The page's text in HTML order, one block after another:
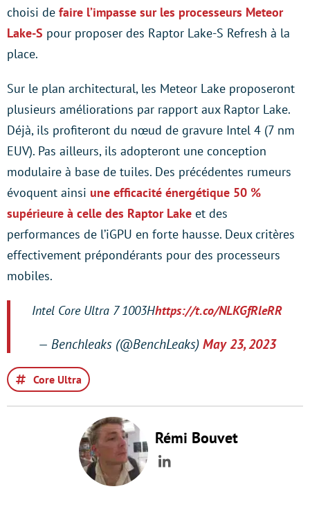
choisi de faire l’impasse sur les processeurs Meteor
Lake-S pour proposer des Raptor Lake-S Refresh à la
place.
Sur le plan architectural, les Meteor Lake proposeront
plusieurs améliorations par rapport aux Raptor Lake.
Déjà, ils profiteront du nœud de gravure Intel 4 (7 nm
EUV). Pas ailleurs, ils adopteront une conception
modulaire à base de tuiles. Des précédentes rumeurs
évoquent ainsi une efficacité énergétique 50 %
supérieure à celle des Raptor Lake et des
performances de l’iGPU en forte hausse. Deux critères
effectivement prépondérants pour des processeurs
mobiles.
Intel Core Ultra 7 1003Hhttps://t.co/NLKGfRleRR
— Benchleaks (@BenchLeaks) May 23, 2023
Core Ultra
Rémi Bouvet
LinkedIn